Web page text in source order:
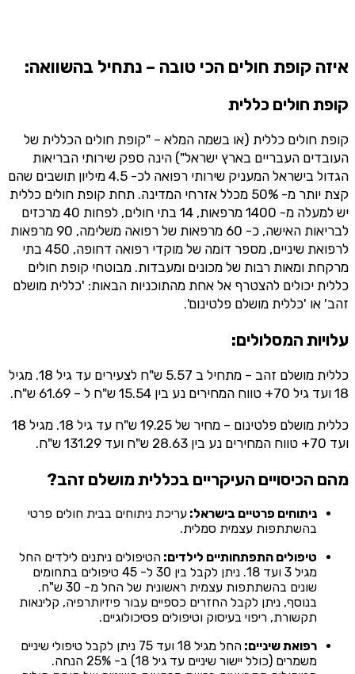
איזה קופת חולים הכי טובה – נתחיל בהשוואה:
קופת חולים כללית
קופת חולים כללית (או בשמה המלא – "קופת חולים הכללית של
העובדים העבריים בארץ ישראל") הינה ספק שירותי הבריאות
הגדול בישראל המעניק שירותי רפואה לכ- 4.5 מיליון תושבים שהם
קצת יותר מ- 50% מכלל אזרחי המדינה. תחת קופת חולים כללית
יש למעלה מ- 1400 מרפאות, 14 בתי חולים, לפחות 40 מרכזים
לבריאות האישה, כ- 60 מרפאות של רפואה משלימה, 90 מרפאות
לרפואת שיניים, מספר דומה של מוקדי רפואה דחופה, 450 בתי
מרקחת ומאות רבות של מכונים ומעבדות. מבוטחי קופת חולים
כללית יכולים להצטרף אל אחת מהתוכניות הבאות: 'כללית מושלם
זהב' או 'כללית מושלם פלטינום'.
עלויות המסלולים:
כללית מושלם זהב – מתחיל ב 5.57 ש"ח לצעירים עד גיל 18. מגיל
18 ועד גיל 70+ טווח המחירים נע בין 15.54 ש"ח ל – 61.69 ש"ח.
כללית מושלם פלטינום – מחיר של 19.25 ש"ח עד גיל 18. מגיל 18
ועד 70+ טווח המחירים נע בין 28.63 ש"ח ועד 131.29 ש"ח.
מהם הכיסויים העיקריים בכללית מושלם זהב?
ניתוחים פרטיים בישראל: עריכת ניתוחים בבית חולים פרטי
בהשתתפות עצמית סמלית.
טיפולים התפתחותיים לילדים: הטיפולים ניתנים לילדים החל
מגיל 3 ועד 18. ניתן לקבל בין 30 ל- 45 טיפולים בתחומים
שונים בהשתתפות עצמית ראשונית של החל מ- 30 ש"ח.
בנוסף, ניתן לקבל החזרים כספיים עבור פיזיותרפיה, קלינאות
תקשורת, ריפוי בעיסוק וטיפולים פסיכולוגיים.
רפואת שיניים:
החל מגיל 18 ועד 75 ניתן לקבל טיפולי שיניים
משמרים (כולל יישור שיניים עד גיל 18) ב- 25% הנחה.